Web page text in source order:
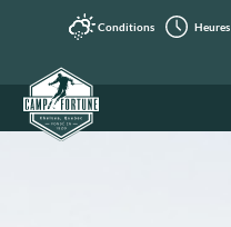
Conditions Heures